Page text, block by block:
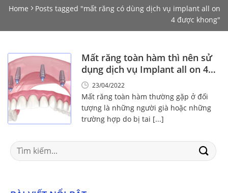
Home Posts tagged "mất răng có dùng dịch vụ implant all on
4 được khong"
Mất răng toàn hàm thì nên sử
dụng dịch vụ Implant all on 4
không?
23/04/2022
Mất răng toàn hàm thường gặp ở đối
tượng là những người già hoặc những
trường hợp do bị tai [...]
Search
for: